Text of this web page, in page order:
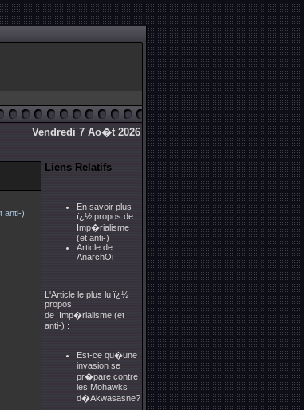
Vendredi 7 Ao�t 2026
Liens Relatifs
En savoir plus
ï¿½ propos de
Imp�rialisme
(et anti-)
Article de
AnarchOi
L'Article le plus lu ï¿½
propos
de Imp�rialisme (et
anti-) :
Est-ce qu�une
invasion se
pr�pare contre
les Mohawks
d�Akwasasne?